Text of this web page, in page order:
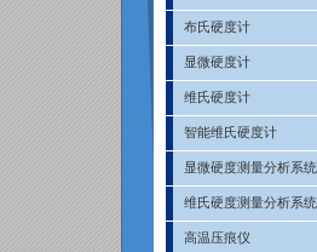
布氏硬度计
显微硬度计
维氏硬度计
智能维氏硬度计
显微硬度测量分析系统
维氏硬度测量分析系统
高温压痕仪